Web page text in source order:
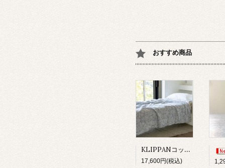
おすすめ商品
KLIPPANコットンスロー/サンフラワーブルー
17,600円(税込)